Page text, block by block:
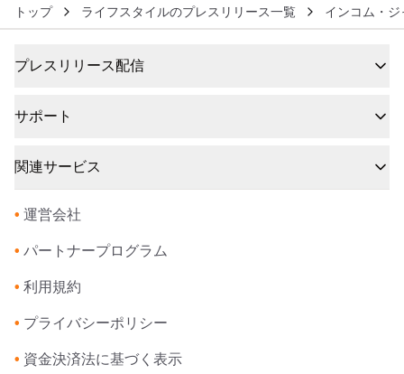
トップ ライフスタイルのプレスリリース一覧 インコム・
プレスリリース配信
サポート
関連サービス
• 運営会社
• パートナープログラム
• 利用規約
• プライバシーポリシー
• 資金決済法に基づく表示